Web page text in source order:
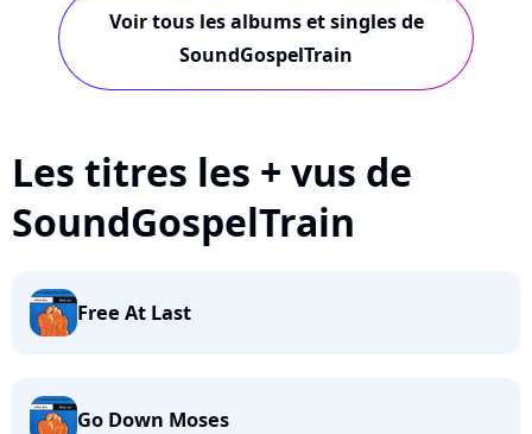
Voir tous les albums et singles de
SoundGospelTrain
Les titres les + vus de
SoundGospelTrain
Free At Last
Go Down Moses